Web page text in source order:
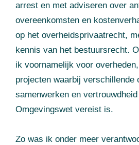
arrest en met adviseren over
overeenkomsten en
op het overheidsprivaatrecht,
kennis van het bestuursrecht.
ik voornamelijk voor
projecten waarbij verschillende
samenwerken en
Omgevingswet vereist is.
Zo was ik onder meer